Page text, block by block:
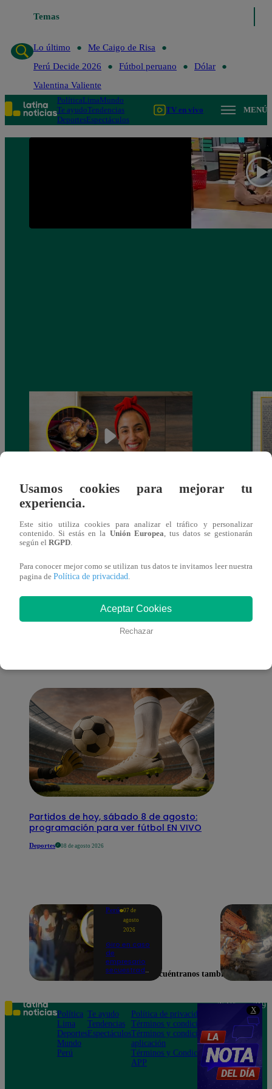
X
Temas
Lo último
Me Caigo de Risa
Perú Decide 2026
Fútbol peruano
Dólar
Valentina Valiente
PolíticaLimaMundo
Te ayudoTendencias
DeportesEspectáculos
TV en vivo MENÚ
¿Por qué Nelly Rossinelli se volvió viral
antes de Navidad?
También te puede
Partidos de hoy, sábado 8 de agosto:
programación para ver fútbol EN VIVO
Deportes 08 de agosto 2026
Perú 07 de
agosto
2026
Giro en caso
de
empresario
secuestrado
cuentas
Usamos cookies para mejorar tu
experiencia.
Este sitio utiliza cookies para analizar el tráfico y personalizar
contenido. Si estás en la Unión Europea, tus datos se gestionarán
según el RGPD.
Para conocer mejor como se utilizan tus datos te invitamos leer nuestra
pagina de Política de privacidad.
Aceptar Cookies
Rechazar
Encuéntranos también en
Política
Lima
Deportes
Mundo
Perú
Te ayudo
Tendencias
Espectáculos
Política de privacidad
Términos y condiciones
Términos y condiciones
aplicación
Términos y Condiciones
APP
Teléfono: 219
Av. San
Felipe 968
Jesús María